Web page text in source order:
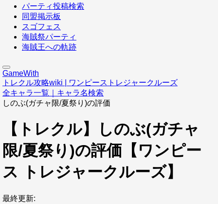
パーティ投稿検索
同盟掲示板
スゴフェス
海賊祭パーティ
海賊王への軌跡
GameWith
トレクル攻略wiki | ワンピーストレジャークルーズ
全キャラ一覧｜キャラ名検索
しのぶ(ガチャ限/夏祭り)の評価
【トレクル】しのぶ(ガチャ
限/夏祭り)の評価【ワンピー
ス トレジャークルーズ】
最終更新: